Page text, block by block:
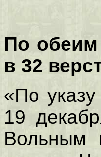
По обеим
в 32
«По
19
Вольным